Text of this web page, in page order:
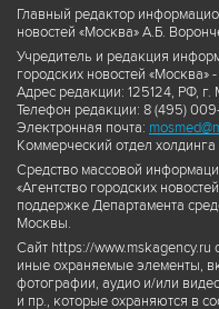
Главный редактор
новостей «Москва» А.Б.
Учредитель и редакция
городских новостей
Адрес редакции: 125124, РФ,
Телефон редакции: 8 (495)
Электронная почта:
Коммерческий отдел
Средство массовой
«Агентство городских
поддержке Департамента
Москвы.
Сайт https://www.mskagency.ru
иные охраняемые элементы,
фотографии, аудио и/или
и пр., которые охраняются в